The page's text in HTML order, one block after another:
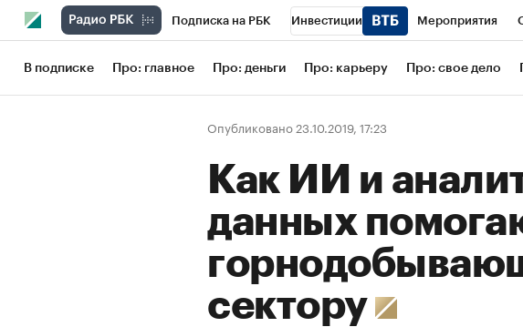
Подписка на РБК Инвестиции Мероприятия
Школа управления РБК РБК Образование
Рынок наличной валюты
В подписке Про: главное Про: деньги Про: карьеру Про: свое дело
Опубликовано 23.10.2019, 17:23
Как ИИ и
данных
сектору